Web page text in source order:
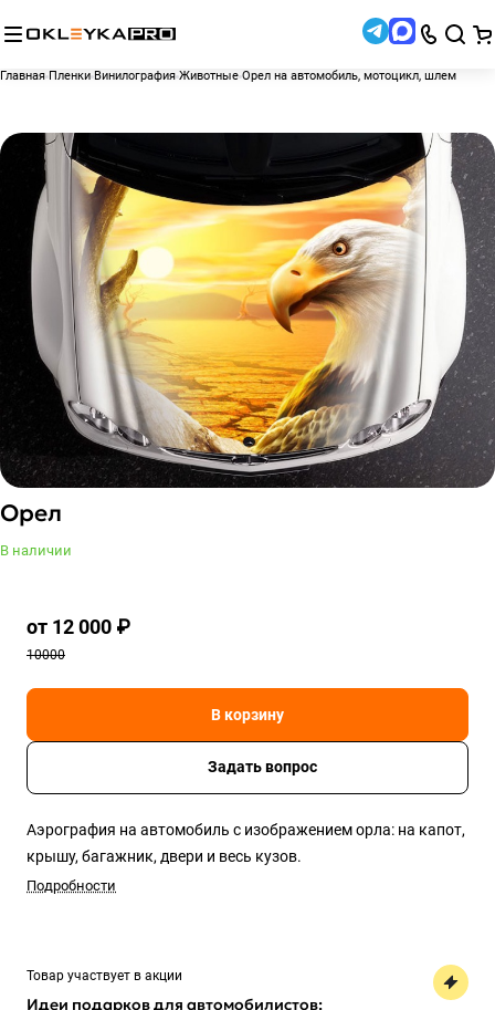
Главная Пленки Винилография Животные Орел на автомобиль, мотоцикл, шлем
Орел
В наличии
от 12 000 ₽
10000
В корзину
Задать вопрос
Аэрография на автомобиль с изображением орла: на капот,
крышу, багажник, двери и весь кузов.
Подробности
Товар участвует в акции
Идеи подарков для автомобилистов: